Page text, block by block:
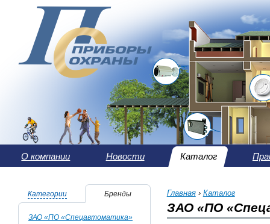
О компании Новости Каталог
Категории Бренды
ЗАО «ПО «Спецавтоматика»
Главная› Каталог
ЗАО «ПО